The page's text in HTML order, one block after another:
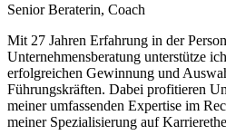
Senior Beraterin, Coach
Mit 27 Jahren Erfahrung in der
Unternehmensberatung unterstütze
erfolgreichen Gewinnung und
Führungskräften. Dabei profitieren
meiner umfassenden Expertise im
meiner Spezialisierung auf